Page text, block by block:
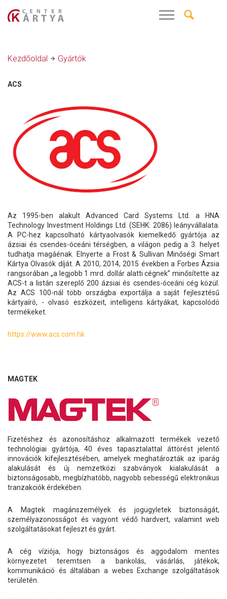
Kezdőoldal Gyártók
ACS
Az 1995-ben alakult Advanced Card Systems Ltd. a HNA
Technology Investment Holdings Ltd. (SEHK: 2086) leányvállalata.
A PC-hez kapcsolható kártyaolvasók kiemelkedő gyártója az
ázsiai és csendes-óceáni térségben, a világon pedig a 3. helyet
tudhatja magáénak. Elnyerte a Frost & Sullivan Minőségi Smart
Kártya Olvasók díját. A 2010, 2014, 2015 években a Forbes Ázsia
rangsorában „a legjobb 1 mrd. dollár alatti cégnek” minősítette az
ACS-t a listán szereplő 200 ázsiai és csendes-óceáni cég közül.
Az ACS 100-nál több országba exportálja a saját fejlesztésű
kártyaíró, - olvasó eszközeit, intelligens kártyákat, kapcsolódó
termékeket.
https://www.acs.com.hk
MAGTEK
Fizetéshez és azonosításhoz alkalmazott termékek vezető
technológiai gyártója, 40 éves tapasztalattal áttörést jelentő
innovációk kifejlesztésében, amelyek meghatározták az iparág
alakulását és új nemzetközi szabványok kialakulását a
biztonságosabb, megbízhatóbb, nagyobb sebességű elektronikus
tranzakciók érdekében.
A Magtek magánszemélyek és jogügyletek biztonságát,
személyazonosságot és vagyont védő hardvert, valamint web
szolgáltatásokat fejleszt és gyárt.
A cég víziója, hogy biztonságos és aggodalom mentes
környezetet teremtsen a bankolás, vásárlás, játékok,
kommunikáció és általában a webes Exchange szolgáltatások
területén.